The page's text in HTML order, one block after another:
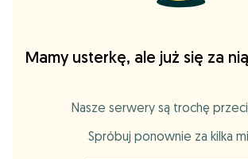
Mamy usterkę, ale już się za
Nasze serwery są trochę
Spróbuj ponownie za kilka